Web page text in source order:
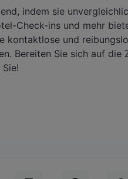
indem sie
Check-ins und mehr
kontaktlose und
Bereiten Sie sich auf die